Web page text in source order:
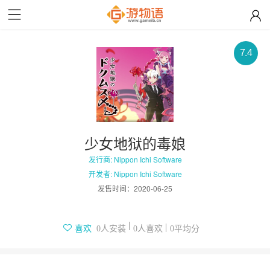
7.4
少女地狱的毒娘
发行商: Nippon Ichi Software
开发者: Nippon Ichi Software
发售时间： 2020-06-25
喜欢 0人安装 0人喜欢 0平均分